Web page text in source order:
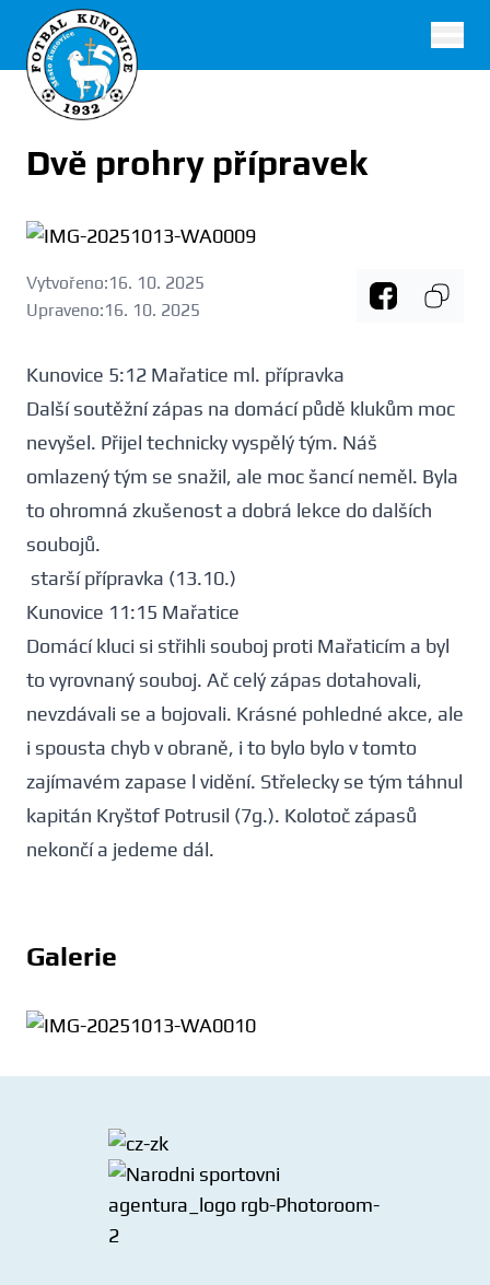
FK Kunovice
Dvě prohry přípravek
Vytvořeno:16. 10. 2025
Upraveno:16. 10. 2025
Kunovice 5:12 Mařatice ml. přípravka
Další soutěžní zápas na domácí půdě klukům moc
nevyšel. Přijel technicky vyspělý tým. Náš
omlazený tým se snažil, ale moc šancí neměl. Byla
to ohromná zkušenost a dobrá lekce do dalších
soubojů.
starší přípravka (13.10.)
Kunovice 11:15 Mařatice
Domácí kluci si střihli souboj proti Mařaticím a byl
to vyrovnaný souboj. Ač celý zápas dotahovali,
nevzdávali se a bojovali. Krásné pohledné akce, ale
i spousta chyb v obraně, i to bylo bylo v tomto
zajímavém zapase l vidění. Střelecky se tým táhnul
kapitán Kryštof Potrusil (7g.). Kolotoč zápasů
nekončí a jedeme dál.
Galerie